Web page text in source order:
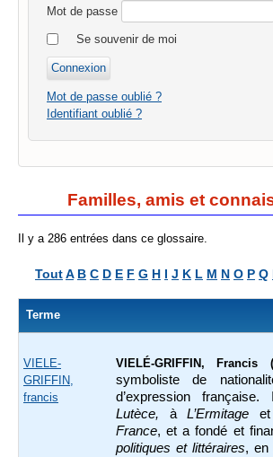
Mot de passe
Se souvenir de moi
Mot de passe oublié ?
Identifiant oublié ?
Familles, amis et
Il y a 286 entrées dans ce glossaire.
ToutA B C D E F G H I J K L M N O P Q
Terme
VIELE-
GRIFFIN,
francis
VIELÉ-GRIFFIN, Francis
symboliste de
d’expression
Lutèce, à L’Ermitage
France, et a fondé et
politiques et littéraires, en